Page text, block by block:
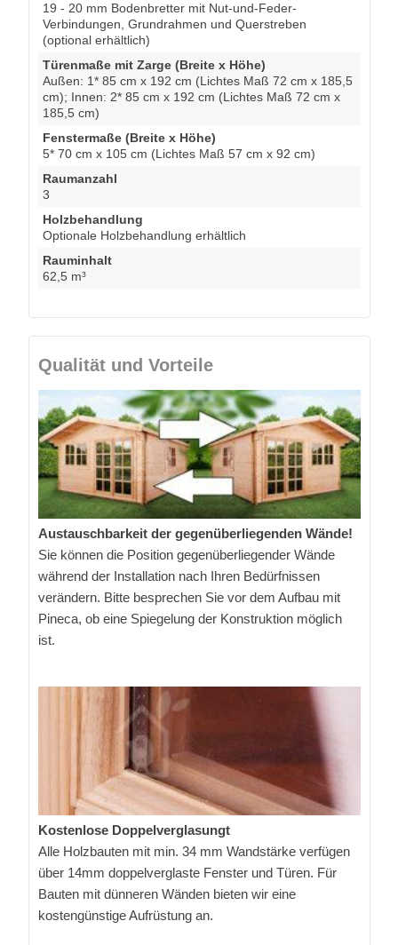
19 - 20 mm Bodenbretter mit Nut-und-Feder-
Verbindungen, Grundrahmen und Querstreben
(optional erhältlich)
Türenmaße mit Zarge (Breite x Höhe)
Außen: 1* 85 cm x 192 cm (Lichtes Maß 72 cm x 185,5
cm); Innen: 2* 85 cm x 192 cm (Lichtes Maß 72 cm x
185,5 cm)
Fenstermaße (Breite x Höhe)
5* 70 cm x 105 cm (Lichtes Maß 57 cm x 92 cm)
Raumanzahl
3
Holzbehandlung
Optionale Holzbehandlung erhältlich
Rauminhalt
62,5 m³
Qualität und Vorteile
Austauschbarkeit der gegenüberliegenden Wände!
Sie können die Position gegenüberliegender Wände
während der Installation nach Ihren Bedürfnissen
verändern. Bitte besprechen Sie vor dem Aufbau mit
Pineca, ob eine Spiegelung der Konstruktion möglich
ist.
Kostenlose Doppelverglasungt
Alle Holzbauten mit min. 34 mm Wandstärke verfügen
über 14mm doppelverglaste Fenster und Türen. Für
Bauten mit dünneren Wänden bieten wir eine
kostengünstige Aufrüstung an.